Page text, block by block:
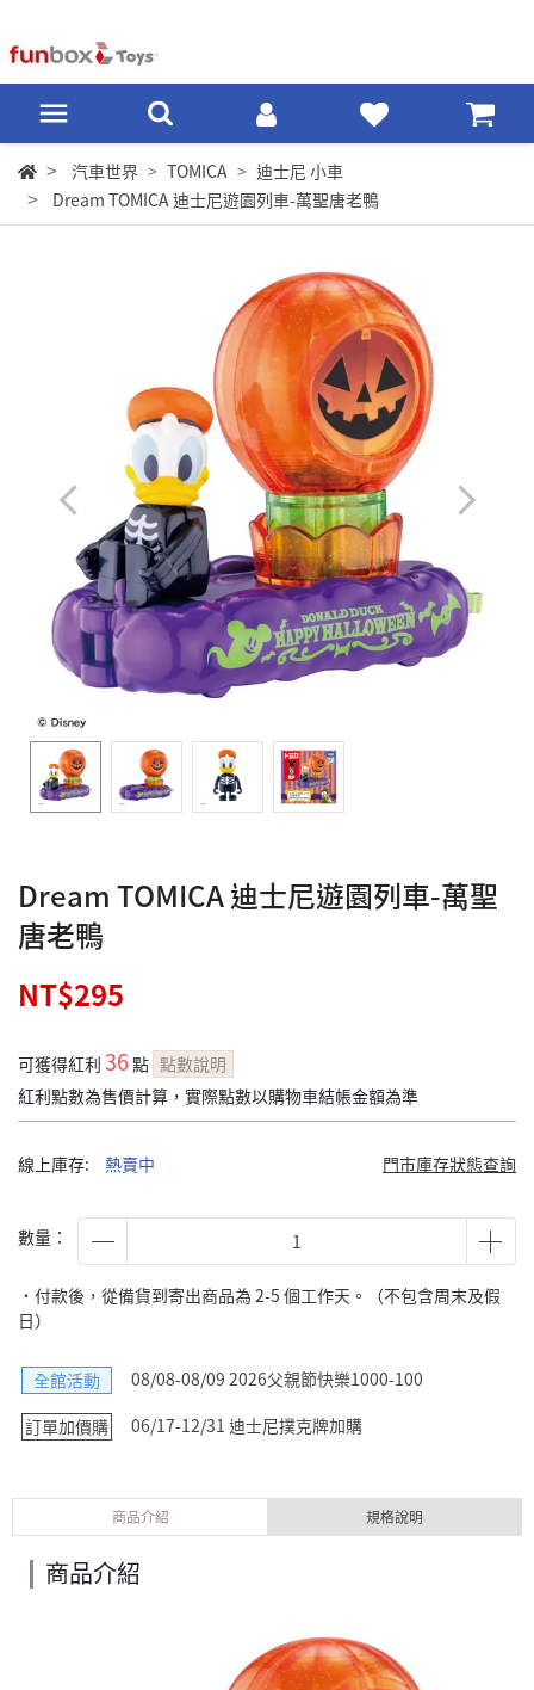
汽車世界 TOMICA
迪士尼 小車
Dream TOMICA 迪士尼遊園列車-萬聖唐老鴨
Dream TOMICA 迪士尼遊園列車-萬聖
唐老鴨
NT$295
可獲得紅利 36點 點數說明
紅利點數為售價計算，實際點數以購物車結帳金額為準
線上庫存: 熱賣中 門市庫存狀態查詢
數量：
˙付款後，從備貨到寄出商品為 2-5 個工作天。（不包含周末及假
日）
全館活動
08/08-08/09 2026父親節快樂1000-100
訂單加價購
06/17-12/31 迪士尼撲克牌加購
商品介紹 規格說明
商品介紹